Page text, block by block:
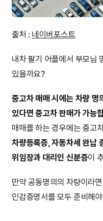
출처 : 네이버포스트
내차 팔기 어플에서 부모님
있을까요?
중고차 매매 시에는 차량 명
있다면 중고차 판매가 가능
매매를 하는 경우에는 중고
차량등록증, 자동차세 완납
위임장과 대리인 신분증이
만약 공동명의의 차량이라
인감증명서를 모두 준비해